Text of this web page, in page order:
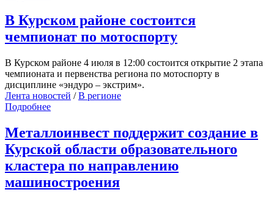
В Курском районе состоится
чемпионат по мотоспорту
В Курском районе 4 июля в 12:00 состоится открытие 2 этапа
чемпионата и первенства региона по мотоспорту в
дисциплине «эндуро – экстрим».
Лента новостей /В регионе
Подробнее
Металлоинвест поддержит создание в
Курской области образовательного
кластера по направлению
машиностроения